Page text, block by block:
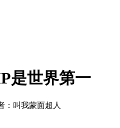
是世界第一
：叫我蒙面超人